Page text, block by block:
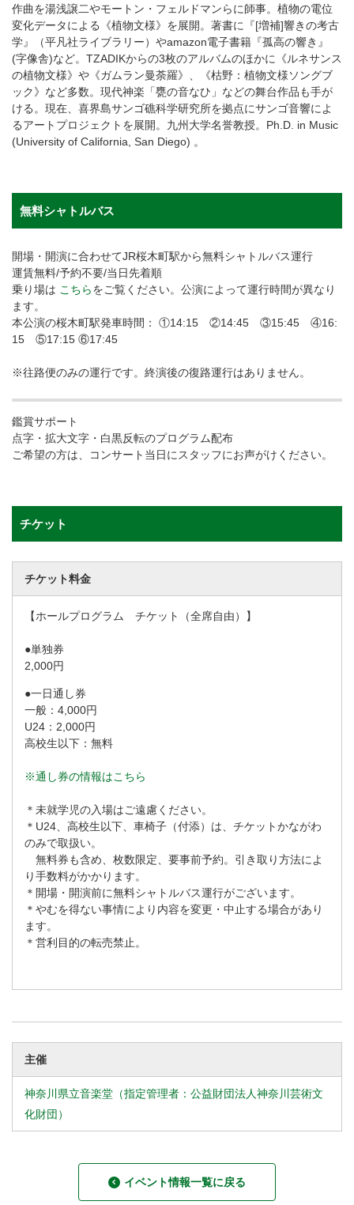
作曲を湯浅譲二やモートン・フェルドマンらに師事。植物の電位
変化データによる《植物文様》を展開。著書に『[増補]響きの考古
学』（平凡社ライブラリー）やamazon電子書籍『孤高の響き』
(字像舎)など。TZADIKからの3枚のアルバムのほかに《ルネサンス
の植物文様》や《ガムラン曼荼羅》、《枯野：植物文様ソングブ
ック》など多数。現代神楽「甕の音なひ」などの舞台作品も手が
ける。現在、喜界島サンゴ礁科学研究所を拠点にサンゴ音響によ
るアートプロジェクトを展開。九州大学名誉教授。Ph.D. in Music
(University of California, San Diego) 。
無料シャトルバス
開場・開演に合わせてJR桜木町駅から無料シャトルバス運行
運賃無料/予約不要/当日先着順
乗り場は こちらをご覧ください。公演によって運行時間が異なり
ます。
本公演の桜木町駅発車時間： ①14:15 ②14:45 ③15:45 ④16:
15 ⑤17:15 ⑥17:45
※往路便のみの運行です。終演後の復路運行はありません。
鑑賞サポート
点字・拡大文字・白黒反転のプログラム配布
ご希望の方は、コンサート当日にスタッフにお声がけください。
チケット
チケット料金
【ホールプログラム チケット（全席自由）】
●単独券
2,000円
●一日通し券
一般：4,000円
U24：2,000円
高校生以下：無料
※通し券の情報はこちら
＊未就学児の入場はご遠慮ください。
＊U24、高校生以下、車椅子（付添）は、チケットかながわ
のみで取扱い。
無料券も含め、枚数限定、要事前予約。引き取り方法によ
り手数料がかかります。
＊開場・開演前に無料シャトルバス運行がございます。
＊やむを得ない事情により内容を変更・中止する場合があり
ます。
＊営利目的の転売禁止。
主催
神奈川県立音楽堂（指定管理者：公益財団法人神奈川芸術文
化財団）
イベント情報一覧に戻る